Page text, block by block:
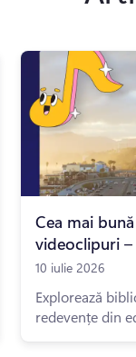
Cea mai
videoclipuri
10 iulie 2026
Explorează
redevențe din